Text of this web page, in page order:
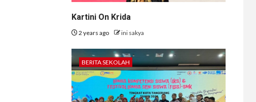
Kartini On Krida
2 years ago ini sakya
BERITA SEKOLAH